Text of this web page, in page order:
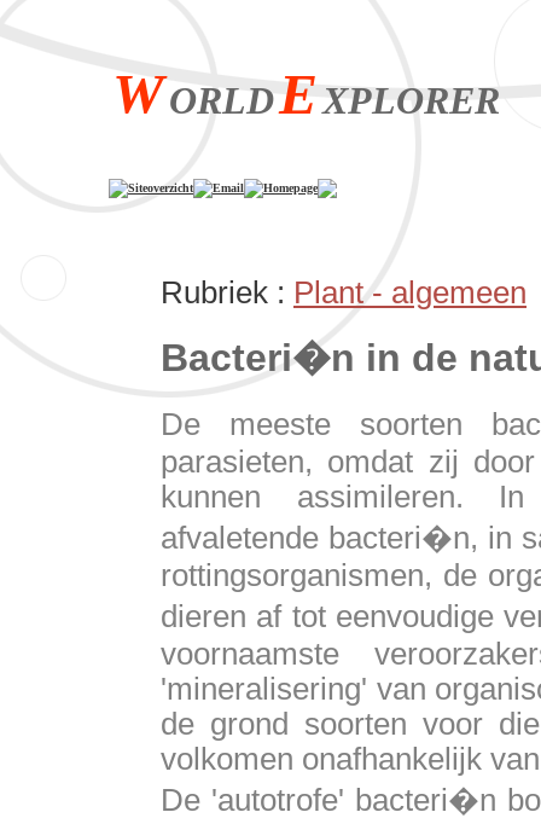
WORLDEXPLORER
Siteoverzicht Email Homepage
Rubriek : Plant - algemeen
Bacteri�n in de
De meeste soorten
parasieten, omdat zij
kunnen assimileren.
afvaletende bacteri�n, in
rottingsorganismen, de
dieren af tot eenvoudige
voornaamste
'mineralisering' van
de grond soorten voor
volkomen onafhankelijk
De 'autotrofe' bacteri�n